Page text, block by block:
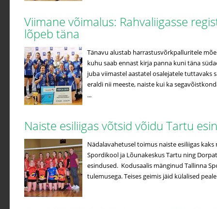
Viimane võimalus: Rahvaliigasse
lõpeb täna
Tänavu alustab harrastusvõrkpalluritele
kuhu saab ennast kirja panna kuni täna
juba viimastel aastatel osalejatele tuttavaks
eraldi nii meeste, naiste kui ka
...
Naiste esiliigas võtsid võidu Tartu
Nädalavahetusel toimus naiste esiliigas
Spordikool ja Lõunakeskus Tartu ning
esindused. Kodusaalis mänginud Tallinna
tulemusega. Teises geimis jäid külalised